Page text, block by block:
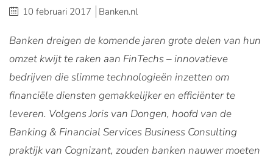
10 februari 2017 Banken.nl
Banken dreigen de komende jaren grote delen van hun
omzet kwijt te raken aan FinTechs – innovatieve
bedrijven die slimme technologieën inzetten om
financiële diensten gemakkelijker en efficiënter te
leveren. Volgens Joris van Dongen, hoofd van de
Banking & Financial Services Business Consulting
praktijk van Cognizant, zouden banken nauwer moeten